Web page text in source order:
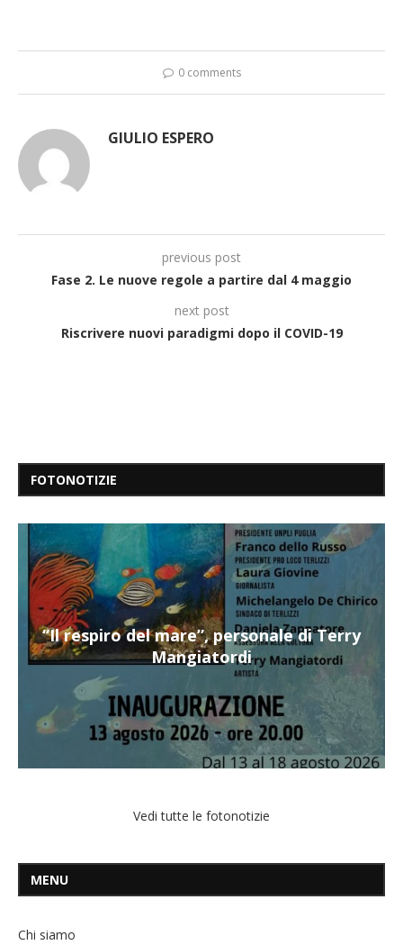
0 comments
GIULIO ESPERO
previous post
Fase 2. Le nuove regole a partire dal 4 maggio
next post
Riscrivere nuovi paradigmi dopo il COVID-19
FOTONOTIZIE
“Il respiro del mare”, personale di Terry
Mangiatordi
Vedi tutte le fotonotizie
MENU
Chi siamo